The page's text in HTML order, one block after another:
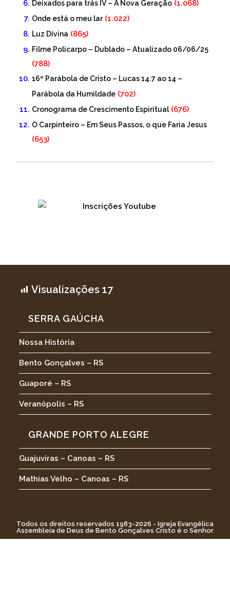
Deixados para trás IV – A Nova Geração (1.068)
Onde está o meu lar (1.022)
Luz Divina (865)
Filme Policarpo – Dublado – Atualizado 06/06/25
(788)
16º Parábola de Cristo – Lucas 14:7 ao 14 –
Parábola da Humildade (702)
Cronograma de Crescimento Espiritual (676)
O Carpinteiro – Em Seus Passos, o que Faria Jesus
(653)
Visualizações 17
SERRA GAÚCHA
Nossa História
Bento Gonçalves – RS
Guaporé – RS
Veranópolis – RS
GRANDE PORTO ALEGRE
Guajuviras – Canoas – RS
Mathias Velho – Canoas – RS
Todos os direitos reservados 1983-2026 - Igreja Evangélica
Assembleia de Deus de Bento Gonçalves Cristo é o Senhor